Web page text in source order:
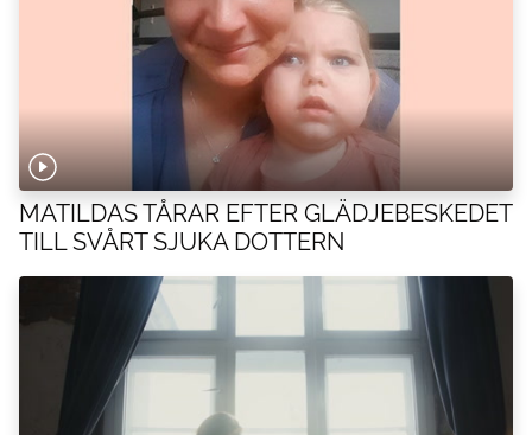
MATILDAS TÅRAR EFTER GLÄDJEBESKEDET
TILL SVÅRT SJUKA DOTTERN